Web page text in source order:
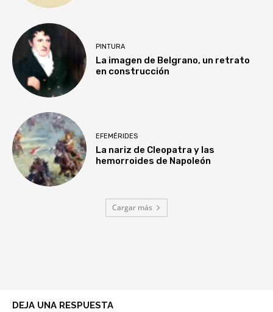
PINTURA
La imagen de Belgrano, un retrato
en construcción
EFEMÉRIDES
La nariz de Cleopatra y las
hemorroides de Napoleón
Cargar más
DEJA UNA RESPUESTA